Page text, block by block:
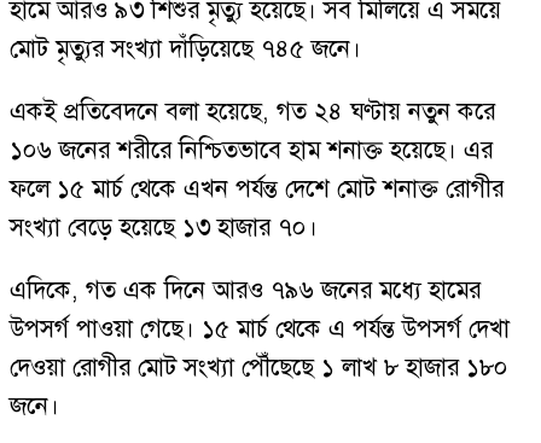
হামে আরও ৯৩ শিশুর মৃত্যু হয়েছে। সব মিলিয়ে এ সময়ে
মোট মৃত্যুর সংখ্যা দাঁড়িয়েছে ৭৪৫ জনে।
একই প্রতিবেদনে বলা হয়েছে, গত ২৪ ঘণ্টায় নতুন করে
১০৬ জনের শরীরে নিশ্চিতভাবে হাম শনাক্ত হয়েছে। এর
ফলে ১৫ মার্চ থেকে এখন পর্যন্ত দেশে মোট শনাক্ত রোগীর
সংখ্যা বেড়ে হয়েছে ১৩ হাজার ৭০।
এদিকে, গত এক দিনে আরও ৭৯৬ জনের মধ্যে হামের
উপসর্গ পাওয়া গেছে। ১৫ মার্চ থেকে এ পর্যন্ত উপসর্গ দেখা
দেওয়া রোগীর মোট সংখ্যা পৌঁছেছে ১ লাখ ৮ হাজার ১৮০
জনে।